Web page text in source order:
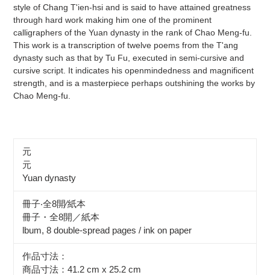
style of Chang T'ien-hsi and is said to have attained greatness
through hard work making him one of the prominent
calligraphers of the Yuan dynasty in the rank of Chao Meng-fu.
This work is a transcription of twelve poems from the T'ang
dynasty such as that by Tu Fu, executed in semi-cursive and
cursive script. It indicates his openmindedness and magnificent
strength, and is a masterpiece perhaps outshining the works by
Chao Meng-fu.
元
元
Yuan dynasty
冊子‧全8開∕紙本
冊子・全8開／紙本
lbum, 8 double-spread pages / ink on paper
作品寸法：
商品寸法：41.2 cm x 25.2 cm